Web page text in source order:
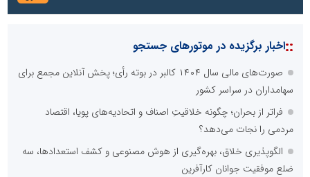
::اخبار برگزیده در موتورهای جستجو
صورت‌های مالی سال ۱۴۰۴ کالبر در بوته رأی؛ پخش آنلاین مجمع برای
سهامداران در سراسر کشور
فراتر از بحران؛ چگونه خلاقیتِ اصناف و اتحادیه‌های پویا، اقتصاد
مردمی را نجات می‌دهد؟
الگوپذیری خلاق، بهره‌گیری از هوش مصنوعی و کشف استعدادها، سه
ضلع موفقیت جوانان کارآفرین